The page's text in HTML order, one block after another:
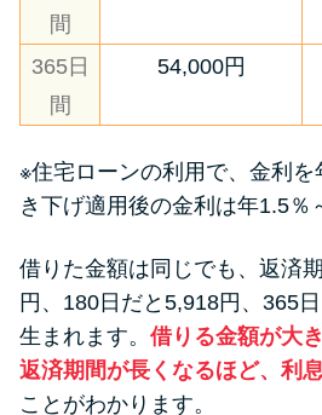
間
365日
間
54,000円
※住宅ローンの利用で、金利を
き下げ適用後の金利は年1.5％
借りた金額は同じでも、返済
円、180日だと5,918円、365
生まれます。 借りる金額が大
返済期間が長くなるほど、利
ことがわかります。